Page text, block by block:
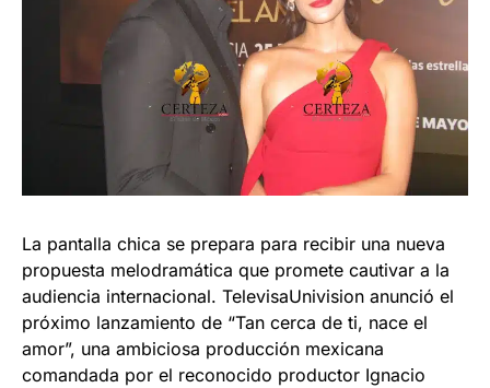
La pantalla chica se prepara para recibir una nueva
propuesta melodramática que promete cautivar a la
audiencia internacional. TelevisaUnivision anunció el
próximo lanzamiento de “Tan cerca de ti, nace el
amor”, una ambiciosa producción mexicana
comandada por el reconocido productor Ignacio